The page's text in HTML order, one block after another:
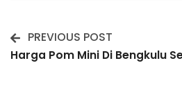
Post
PREVIOUS POST
Harga Pom Mini Di Bengkulu